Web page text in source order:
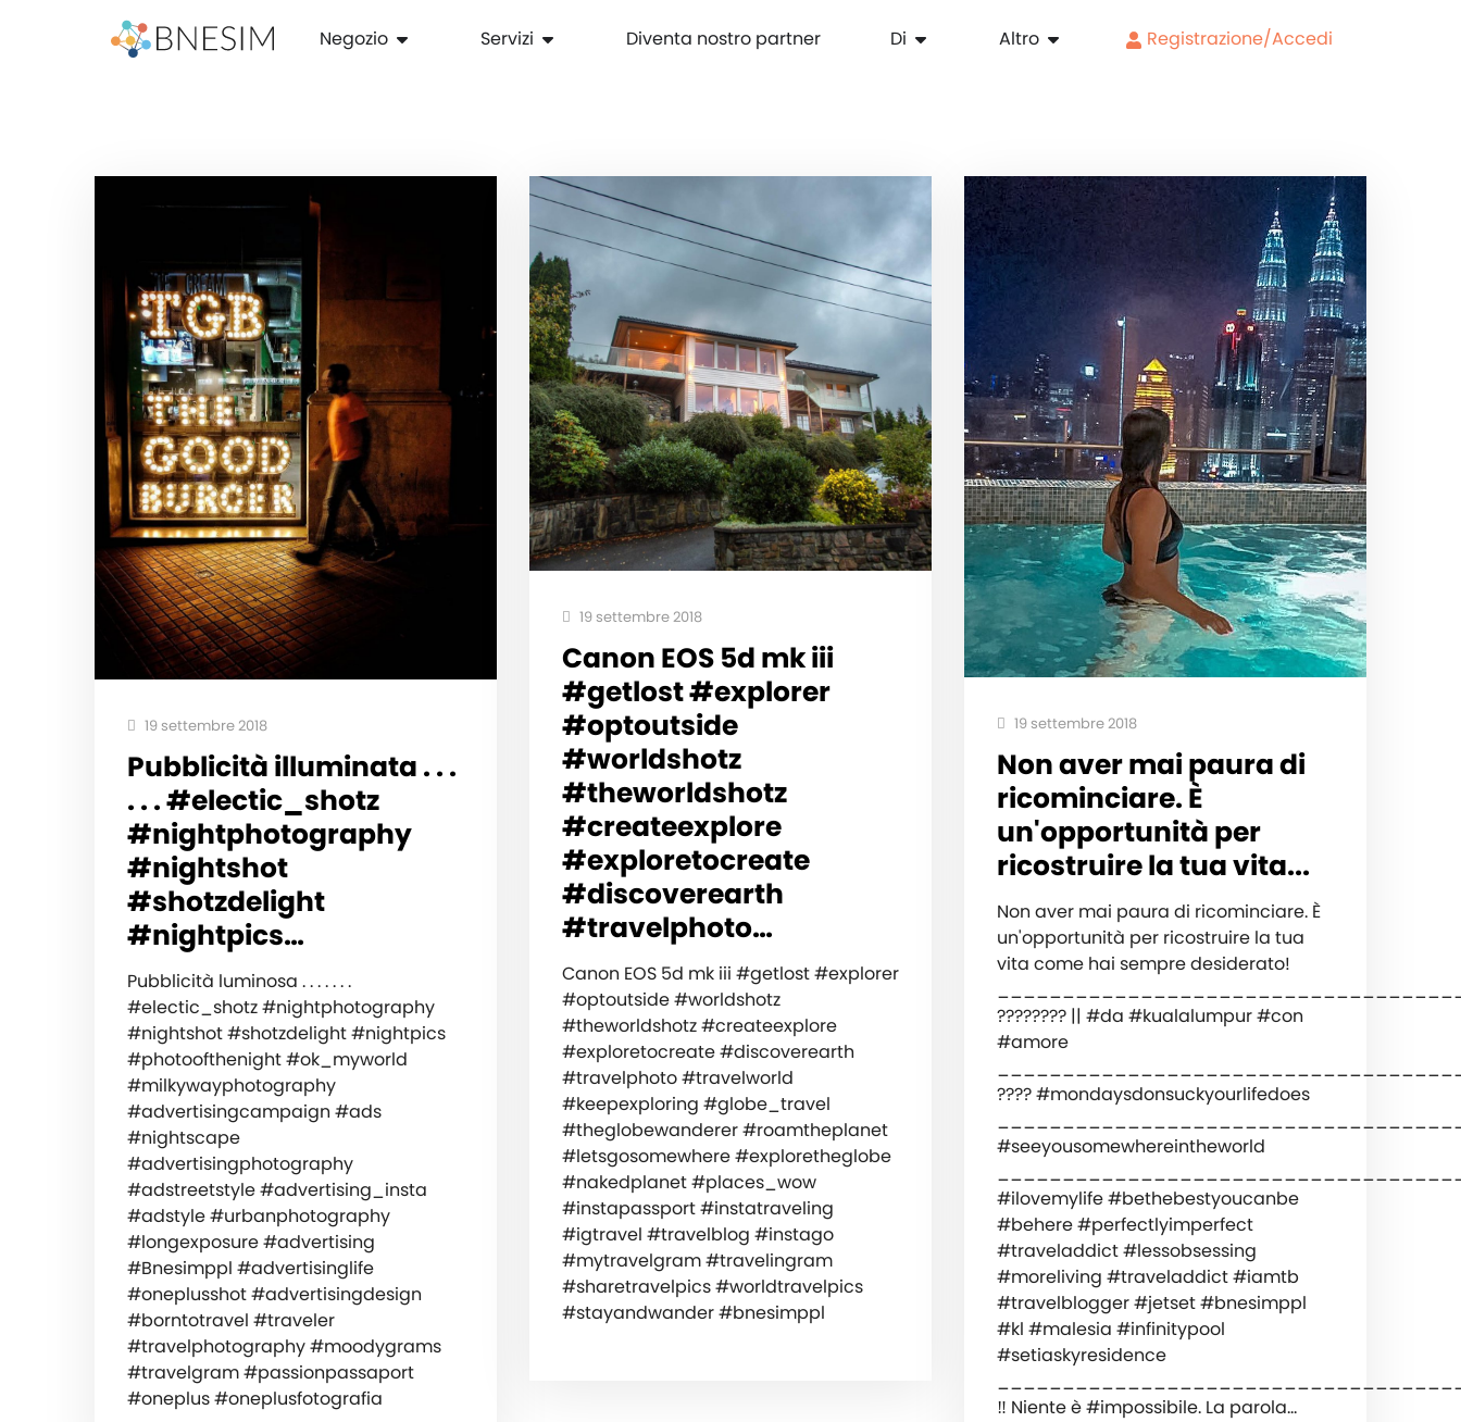
Negozio Servizi Diventa nostro partner Di Altro Registrazione/Accedi
19 settembre 2018
Pubblicità illuminata . . .
. . . #electic_shotz
#nightphotography
#nightshot
#shotzdelight
#nightpics…
Pubblicità luminosa . . . . . . .
#electic_shotz #nightphotography
#nightshot #shotzdelight #nightpics
#photoofthenight #ok_myworld
#milkywayphotography
#advertisingcampaign #ads
#nightscape
#advertisingphotography
#adstreetstyle #advertising_insta
#adstyle #urbanphotography
#longexposure #advertising
#Bnesimppl #advertisinglife
#oneplusshot #advertisingdesign
#borntotravel #traveler
#travelphotography #moodygrams
#travelgram #passionpassaport
#oneplus #oneplusfotografia
19 settembre 2018
Canon EOS 5d mk iii
#getlost #explorer
#optoutside
#worldshotz
#theworldshotz
#createexplore
#exploretocreate
#discoverearth
#travelphoto…
Canon EOS 5d mk iii #getlost #explorer
#optoutside #worldshotz
#theworldshotz #createexplore
#exploretocreate #discoverearth
#travelphoto #travelworld
#keepexploring #globe_travel
#theglobewanderer #roamtheplanet
#letsgosomewhere #exploretheglobe
#nakedplanet #places_wow
#instapassport #instatraveling
#igtravel #travelblog #instago
#mytravelgram #travelingram
#sharetravelpics #worldtravelpics
#stayandwander #bnesimppl
19 settembre 2018
Non aver mai paura di
ricominciare. È
un'opportunità per
ricostruire la tua vita...
Non aver mai paura di ricominciare. È
un'opportunità per ricostruire la tua
vita come hai sempre desiderato!
???????? || #da #kualalumpur #con
#amore
???? #mondaysdonsuckyourlifedoes
#seeyousomewhereintheworld
#ilovemylife #bethebestyoucanbe
#behere #perfectlyimperfect
#traveladdict #lessobsessing
#moreliving #traveladdict #iamtb
#travelblogger #jetset #bnesimppl
#kl #malesia #infinitypool
#setiaskyresidence
‼️ Niente è #impossibile. La parola…